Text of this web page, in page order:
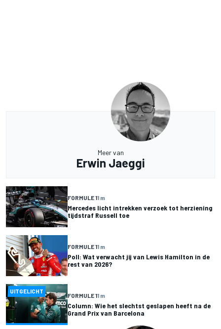
Meer van
Erwin Jaeggi
FORMULE 11 m
Mercedes licht intrekken verzoek tot herziening
tijdstraf Russell toe
FORMULE 11 m
Poll: Wat verwacht jij van Lewis Hamilton in de
rest van 2026?
UITGELICHT
FORMULE 11 m
Column: Wie het slechtst geslapen heeft na de
Grand Prix van Barcelona